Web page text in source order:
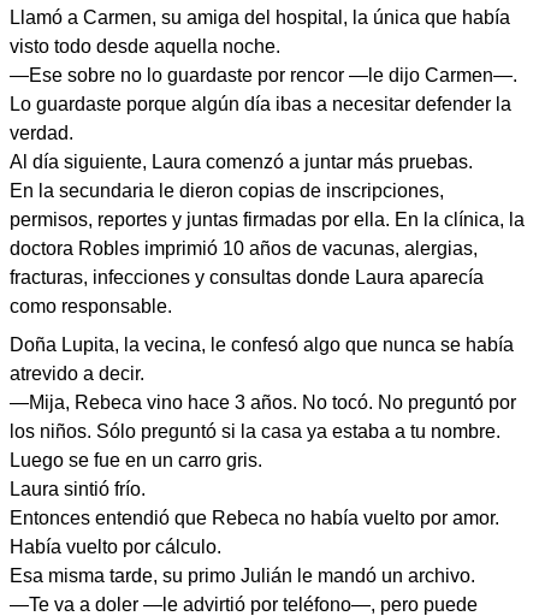
Llamó a Carmen, su amiga del hospital, la única que había
visto todo desde aquella noche.
—Ese sobre no lo guardaste por rencor —le dijo Carmen—.
Lo guardaste porque algún día ibas a necesitar defender la
verdad.
Al día siguiente, Laura comenzó a juntar más pruebas.
En la secundaria le dieron copias de inscripciones,
permisos, reportes y juntas firmadas por ella. En la clínica, la
doctora Robles imprimió 10 años de vacunas, alergias,
fracturas, infecciones y consultas donde Laura aparecía
como responsable.
Doña Lupita, la vecina, le confesó algo que nunca se había
atrevido a decir.
—Mija, Rebeca vino hace 3 años. No tocó. No preguntó por
los niños. Sólo preguntó si la casa ya estaba a tu nombre.
Luego se fue en un carro gris.
Laura sintió frío.
Entonces entendió que Rebeca no había vuelto por amor.
Había vuelto por cálculo.
Esa misma tarde, su primo Julián le mandó un archivo.
—Te va a doler —le advirtió por teléfono—, pero puede